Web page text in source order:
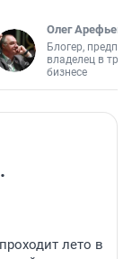
Олег Арефьев
Блогер,
владелец в
бизнесе
лето в